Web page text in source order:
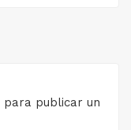
para publicar un